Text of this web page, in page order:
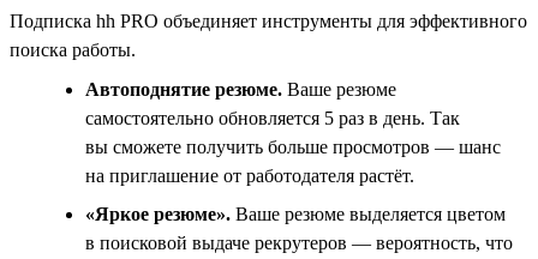
Подписка hh PRO объединяет инструменты для эффективного
поиска работы.
Автоподнятие резюме. Ваше резюме
самостоятельно обновляется 5 раз в день. Так
вы сможете получить больше просмотров — шанс
на приглашение от работодателя растёт.
«Яркое резюме». Ваше резюме выделяется цветом
в поисковой выдаче рекрутеров — вероятность, что